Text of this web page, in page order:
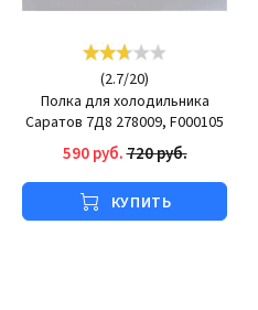
(2.7/20)
Полка для холодильника
Саратов 7Д8 278009, F000105
590 руб.720 руб.
КУПИТЬ